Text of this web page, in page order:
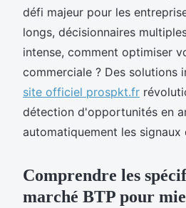
défi majeur pour les
longs, décisionnaires
intense, comment optimiser
commerciale ? Des solutions
site officiel prospkt.fr
détection d'opportunités en
automatiquement les signaux
Comprendre les
marché BTP pour